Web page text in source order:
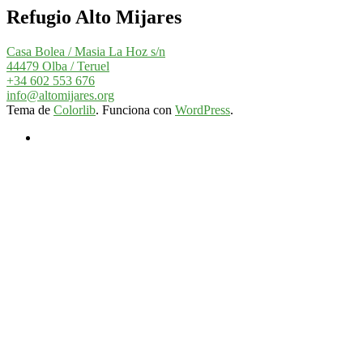
Refugio Alto Mijares
Casa Bolea / Masia La Hoz s/n
44479 Olba / Teruel
+34 602 553 676
info@altomijares.org
Tema de Colorlib. Funciona con WordPress.